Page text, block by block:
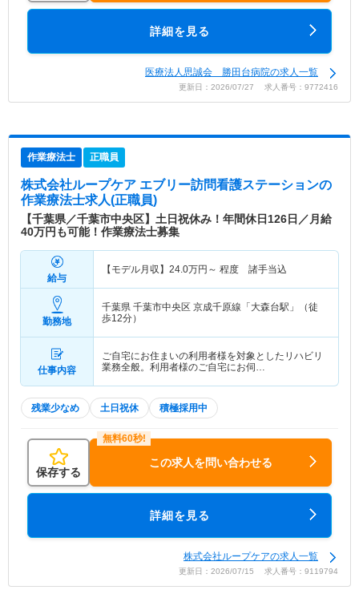
詳細を見る
医療法人思誠会 勝田台病院の求人一覧
更新日：2026/07/27 求人番号：9772416
作業療法士 正職員
株式会社ループケア エブリー訪問看護ステーションの
作業療法士求人(正職員)
【千葉県／千葉市中央区】土日祝休み！年間休日126日／月給
40万円も可能！作業療法士募集
給与
【モデル月収】 24.0万円～ 程度 諸手当込
勤務地
千葉県 千葉市中央区 京成千原線「大森台駅」（徒
歩12分）
仕事内容
ご自宅にお住まいの利用者様を対象としたリハビリ
業務全般。利用者様のご自宅にお伺…
残業少なめ 土日祝休 積極採用中
保存する
この求人を問い合わせる
詳細を見る
株式会社ループケアの求人一覧
更新日：2026/07/15 求人番号：9119794